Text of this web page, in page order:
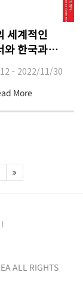
세계적인
와 한국과의
프로젝트
의 의자》
- 2022/11/30
More
ALL RIGHTS